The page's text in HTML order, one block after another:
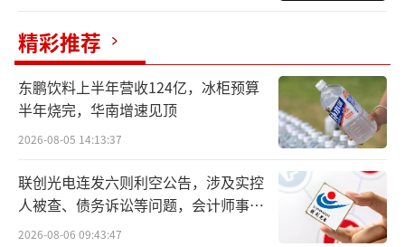
上市公司中市值超千亿的公司有四家，分别是
海康威视、宁波银行、三花智控和荣盛石化，
市值分别为3150.94亿元、1302.23亿元、1058.
57亿元和1038.88亿元。
截至7月12日，该数值与排名发生变化，市
值超千亿的公司仅剩海康威视与宁波银行，且
市值均有不同程度变化。其中，海康威视市值
精彩推荐
东鹏饮料上半年营收124亿，冰柜预算
半年烧完，华南增速见顶
2026-08-05 14:13:37
联创光电连发六则利空公告，涉及实控
人被查、债务诉讼等问题，会计师事务
所曾出具“保留意见”
2026-08-06 09:43:47